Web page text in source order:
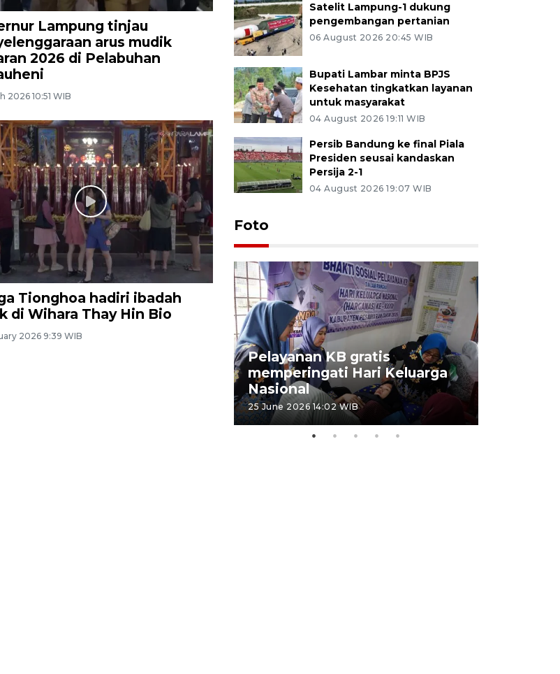
Lampung tinjau
arus mudik
2026 di Pelabuhan
2026 10:51 WIB
Tionghoa hadiri ibadah
di Wihara Thay Hin Bio
2026 9:39 WIB
Satelit Lampung-1 dukung
pengembangan pertanian
06 August 2026 20:45 WIB
Bupati Lambar minta BPJS
Kesehatan tingkatkan layanan
untuk masyarakat
04 August 2026 19:11 WIB
Persib Bandung ke final Piala
Presiden seusai kandaskan
Persija 2-1
04 August 2026 19:07 WIB
Foto
Pelayanan KB gratis
memperingati Hari Keluarga
Nasional
25 June 2026 14:02 WIB